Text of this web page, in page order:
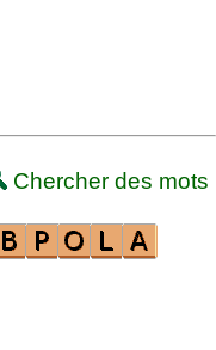
Chercher des mots